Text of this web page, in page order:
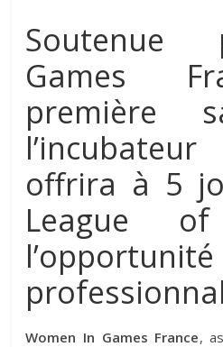
Games
première
offrira à 5
League of
Women In Games France,